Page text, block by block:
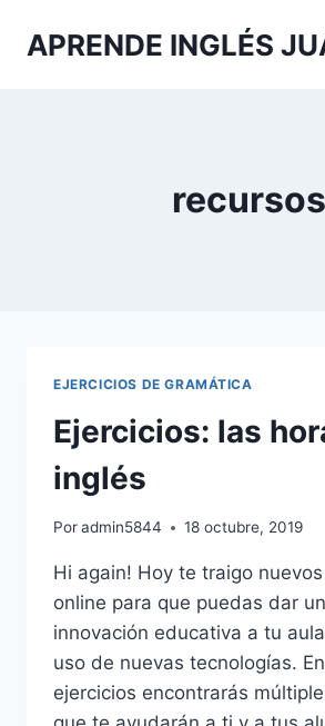
APRENDE INGLÉS
recursos
EJERCICIOS DE GRAMÁTICA
Ejercicios: las
inglés
Poradmin5844 18 octubre, 2019
Hi again! Hoy te traigo
online para que puedas dar
innovación educativa a tu
uso de nuevas tecnologías.
ejercicios encontrarás